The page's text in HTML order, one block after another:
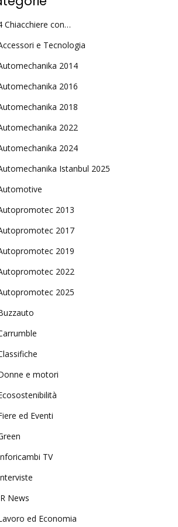
Chiacchiere con…
e Tecnologia
2014
2016
2018
2022
2024
Istanbul 2025
2013
2017
2019
2022
2025
e motori
ed Eventi
TV
News
ed Economia